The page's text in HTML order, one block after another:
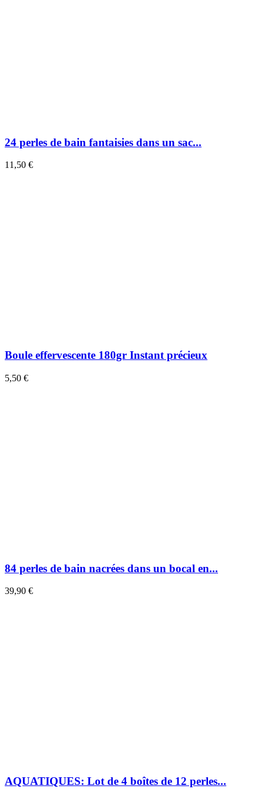
24 perles de bain fantaisies dans un sac...
11,50 €
Boule effervescente 180gr Instant précieux
5,50 €
84 perles de bain nacrées dans un bocal en...
39,90 €
AQUATIQUES: Lot de 4 boîtes de 12 perles...